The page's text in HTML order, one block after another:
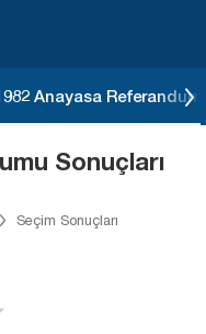
Anayasa
Sonuçları
Seçim Sonuçları